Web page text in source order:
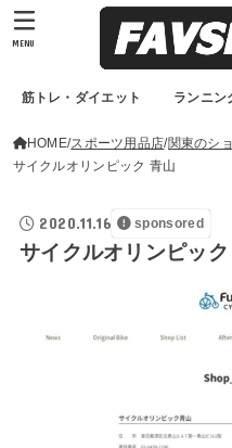
筋トレ・ダイエット ランニン
MENU
HOME スポーツ用品店 関東のシ
サイクルオリンピック 青山
2020.11.16 sponsored
サイクルオリンピッ